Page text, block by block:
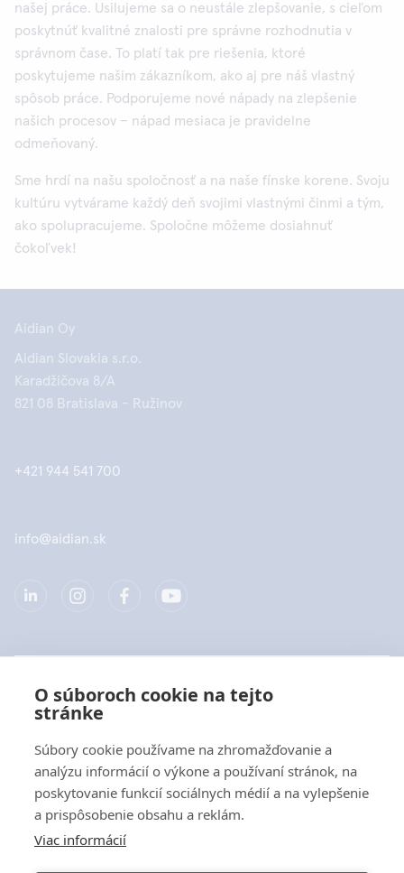
O súboroch cookie na tejto
stránke
Súbory cookie používame na zhromažďovanie a
analýzu informácií o výkone a používaní stránok, na
poskytovanie funkcií sociálnych médií a na vylepšenie
a prispôsobenie obsahu a reklám.
Viac informácií
našej práce. Usilujeme sa o neustále zlepšovanie, s cieľom
poskytnúť kvalitné znalosti pre správne rozhodnutia v
správnom čase. To platí tak pre riešenia, ktoré
poskytujeme našim zákazníkom, ako aj pre náš vlastný
spôsob práce. Podporujeme nové nápady na zlepšenie
našich procesov – nápad mesiaca je pravidelne
odmeňovaný.
Sme hrdí na našu spoločnosť a na naše fínske korene. Svoju
kultúru vytvárame každý deň svojimi vlastnými činmi a tým,
ako spolupracujeme. Spoločne môžeme dosiahnuť
čokoľvek!
Aidian Oy
Aidian Slovakia s.r.o.
Karadžičova 8/A
821 08 Bratislava - Ružinov
+421 944 541 700
info@aidian.sk
Produkty
Rýchle odkazy
Ochrana dát